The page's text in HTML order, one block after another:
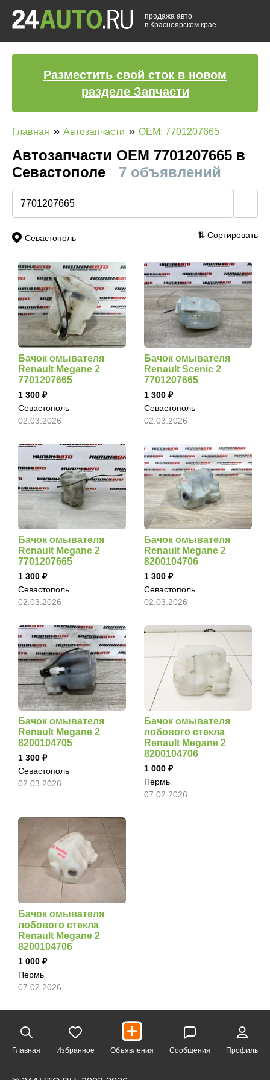
продажа авто
в Красноярском крае
Разместить свой сток в новом
разделе Запчасти
Главная » Автозапчасти » OEM: 7701207665
Автозапчасти ОЕМ 7701207665 в
Севастополе
7 объявлений
Севастополь ⇅ Сортировать
Бачок омывателя
Renault Megane 2
7701207665
1 300
Севастополь
02.03.2026
Бачок омывателя
Renault Scenic 2
7701207665
1 300
Севастополь
02.03.2026
Бачок омывателя
Renault Megane 2
7701207665
1 300
Севастополь
02.03.2026
Бачок омывателя
Renault Megane 2
8200104706
1 300
Севастополь
02.03.2026
Бачок омывателя
Renault Megane 2
8200104705
1 300
Севастополь
02.03.2026
Бачок омывателя
лобового стекла
Renault Megane 2
8200104706
1 000
Пермь
07.02.2026
Бачок омывателя
лобового стекла
Renault Megane 2
8200104706
1 000
Пермь
07.02.2026
Главная Избранное Объявления Сообщения Профиль